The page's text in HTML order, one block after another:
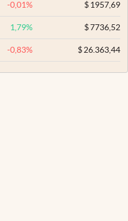
-0,01% $1957,69
1,79% $7736,52
-0,83% $26.363,44